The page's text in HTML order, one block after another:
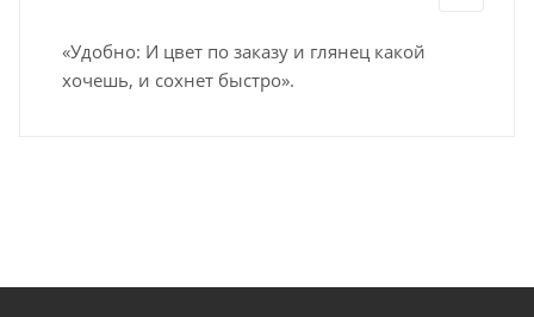
«Удобно: И цвет по заказу и глянец какой
хочешь, и сохнет быстро».